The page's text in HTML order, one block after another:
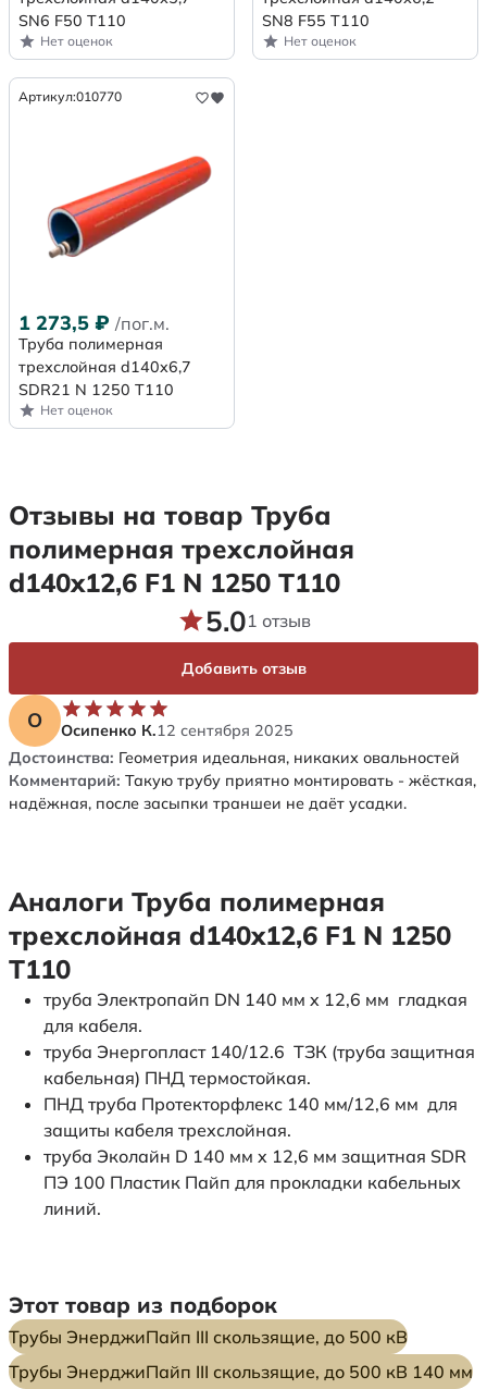
SN6 F50 Т110
Нет оценок
SN8 F55 Т110
Нет оценок
Артикул:010770
1 273,5 ₽ /пог.м.
Труба полимерная
трехслойная d140x6,7
SDR21 N 1250 Т110
Нет оценок
Отзывы на товар Труба
полимерная трехслойная
d140x12,6 F1 N 1250 Т110
О Осипенко К.12 сентября 2025
Достоинства: Геометрия идеальная, никаких овальностей
Комментарий: Такую трубу приятно монтировать - жёсткая,
надёжная, после засыпки траншеи не даёт усадки.
5.01 отзыв
Добавить отзыв
Аналоги Труба полимерная
трехслойная d140x12,6 F1 N 1250
Т110
труба Электропайп DN 140 мм x 12,6 мм гладкая
для кабеля.
труба Энергопласт 140/12.6 ТЗК (труба защитная
кабельная) ПНД термостойкая.
ПНД труба Протекторфлекс 140 мм/12,6 мм для
защиты кабеля трехслойная.
труба Эколайн D 140 мм x 12,6 мм защитная SDR
ПЭ 100 Пластик Пайп для прокладки кабельных
линий.
Этот товар из подборок
Трубы ЭнерджиПайп III скользящие, до 500 кВ
Трубы ЭнерджиПайп III скользящие, до 500 кВ 140 мм